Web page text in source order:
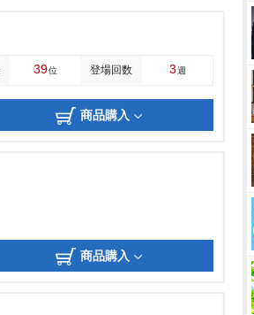
39位 登場回数 3週
商品購入
商品購入